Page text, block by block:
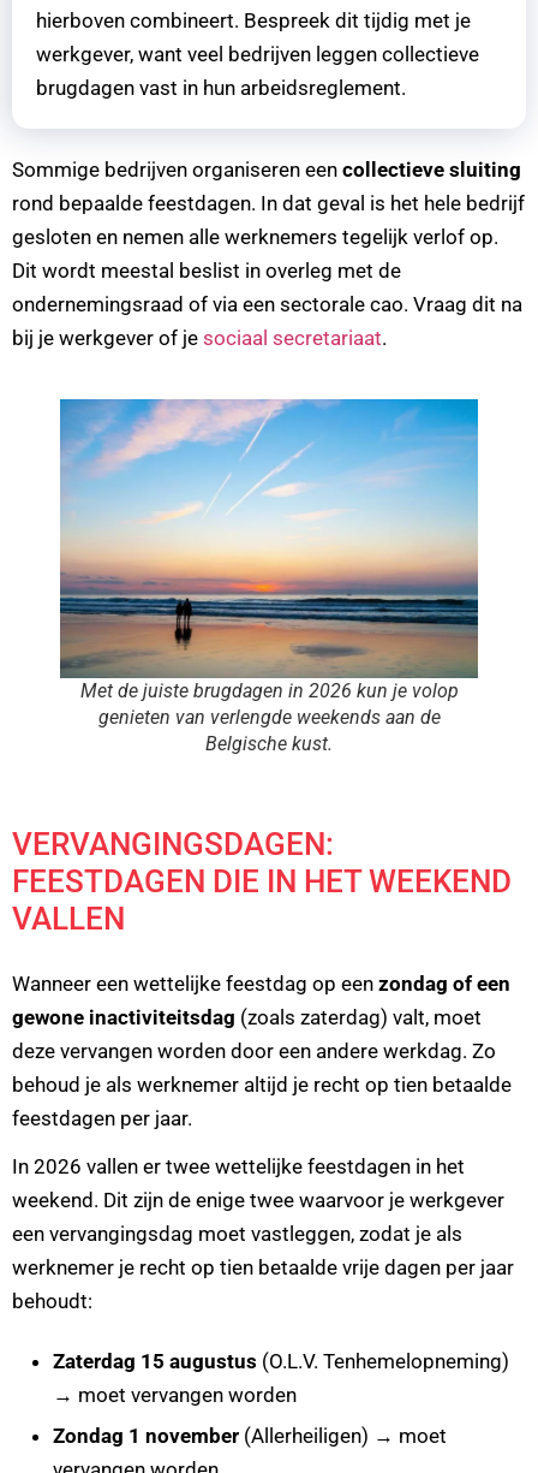
hierboven combineert. Bespreek dit tijdig met je
werkgever, want veel bedrijven leggen collectieve
brugdagen vast in hun arbeidsreglement.
Sommige bedrijven organiseren een collectieve sluiting
rond bepaalde feestdagen. In dat geval is het hele bedrijf
gesloten en nemen alle werknemers tegelijk verlof op.
Dit wordt meestal beslist in overleg met de
ondernemingsraad of via een sectorale cao. Vraag dit na
bij je werkgever of je sociaal secretariaat.
Met de juiste brugdagen in 2026 kun je volop
genieten van verlengde weekends aan de
Belgische kust.
VERVANGINGSDAGEN:
FEESTDAGEN DIE IN HET WEEKEND
VALLEN
Wanneer een wettelijke feestdag op een zondag of een
gewone inactiviteitsdag (zoals zaterdag) valt, moet
deze vervangen worden door een andere werkdag. Zo
behoud je als werknemer altijd je recht op tien betaalde
feestdagen per jaar.
In 2026 vallen er twee wettelijke feestdagen in het
weekend. Dit zijn de enige twee waarvoor je werkgever
een vervangingsdag moet vastleggen, zodat je als
werknemer je recht op tien betaalde vrije dagen per jaar
behoudt:
Zaterdag 15 augustus (O.L.V. Tenhemelopneming)
→ moet vervangen worden
Zondag 1 november (Allerheiligen) → moet